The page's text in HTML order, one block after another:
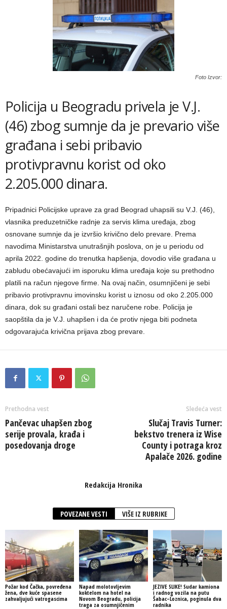
Foto Izvor:
Policija u Beogradu privela je V.J.
(46) zbog sumnje da je prevario više
građana i sebi pribavio
protivpravnu korist od oko
2.205.000 dinara.
Pripadnici Policijske uprave za grad Beograd uhapsili su V.J. (46),
vlasnika preduzetničke radnje za servis klima uređaja, zbog
osnovane sumnje da je izvršio krivično delo prevare. Prema
navodima Ministarstva unutrašnjih poslova, on je u periodu od
aprila 2022. godine do trenutka hapšenja, dovodio više građana u
zabludu obećavajući im isporuku klima uređaja koje su prethodno
platili na račun njegove firme. Na ovaj način, osumnjičeni je sebi
pribavio protivpravnu imovinsku korist u iznosu od oko 2.205.000
dinara, dok su građani ostali bez naručene robe. Policija je
saopštila da je V.J. uhapšen i da će protiv njega biti podneta
odgovarajuća krivična prijava zbog prevare.
Prethodna vest
Pančevac uhapšen zbog
serije provala, krađa i
posedovanja droge
Sledeća vest
Slučaj Travis Turner:
bekstvo trenera iz Wise
County i potraga kroz
Apalače 2026. godine
Redakcija Hronika
POVEZANE VESTI VIŠE IZ RUBRIKE
Požar kod Čačka, povređena
žena, dve kuće spasene
zahvaljujući vatrogascima
Napad molotovljevim
koktelom na hotel na
Novom Beogradu, policija
traga za osumnjičenim
JEZIVE SLIKE! Sudar kamiona
i radnog vozila na putu
Šabac–Loznica, poginula dva
radnika